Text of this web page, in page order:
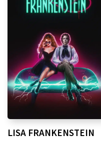
LISA FRANKENSTEIN